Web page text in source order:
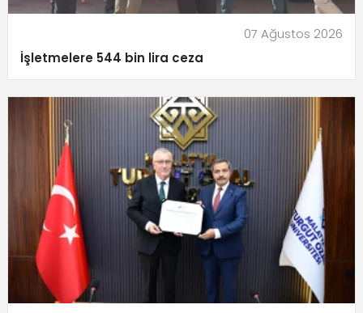
07 Ağustos 2026
İşletmelere 544 bin lira ceza